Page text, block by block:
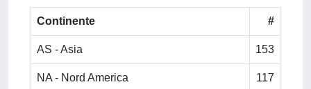
Continente #
AS - Asia 153
NA - Nord America 117